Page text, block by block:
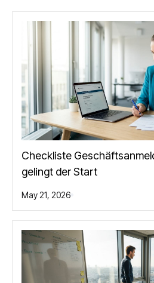
Checkliste
gelingt der Start
May 21, 2026